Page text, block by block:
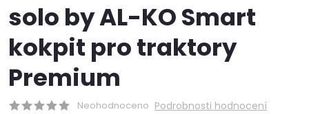
solo by AL-KO Smart
kokpit pro traktory
Premium
Neohodnoceno Podrobnosti hodnocení